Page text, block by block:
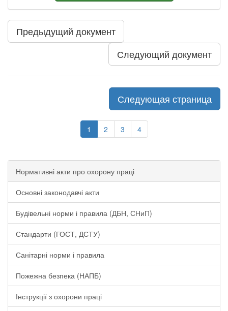
Предыдущий документ
Следующий документ
Следующая страница
1 2 3 4
Нормативні акти про охорону праці
Основні законодавчі акти
Будівельні норми і правила (ДБН, СНиП)
Стандарти (ГОСТ, ДСТУ)
Санітарні норми і правила
Пожежна безпека (НАПБ)
Інструкції з охорони праці